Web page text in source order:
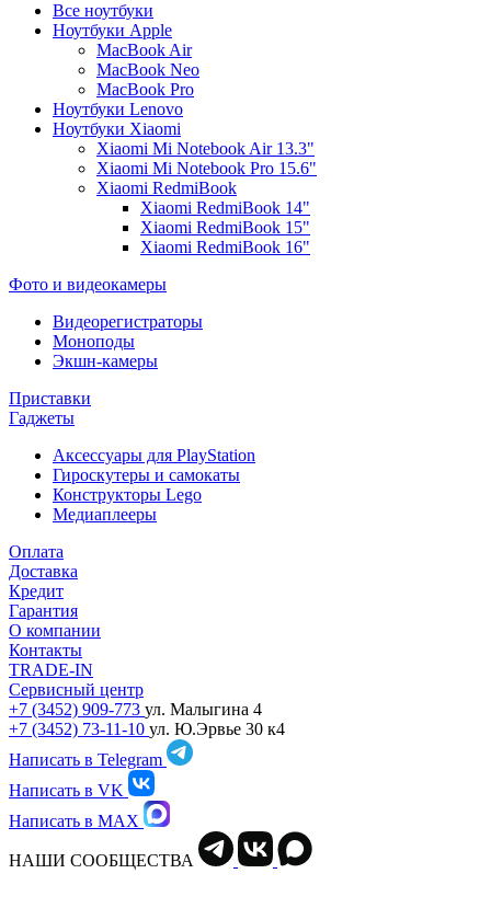
Все ноутбуки
Ноутбуки Apple
MacBook Air
MacBook Neo
MacBook Pro
Ноутбуки Lenovo
Ноутбуки Xiaomi
Xiaomi Mi Notebook Air 13.3"
Xiaomi Mi Notebook Pro 15.6"
Xiaomi RedmiBook
Xiaomi RedmiBook 14"
Xiaomi RedmiBook 15"
Xiaomi RedmiBook 16"
Фото и видеокамеры
Видеорегистраторы
Моноподы
Экшн-камеры
Приставки
Гаджеты
Аксессуары для PlayStation
Гироскутеры и самокаты
Конструкторы Lego
Медиаплееры
Оплата
Доставка
Кредит
Гарантия
О компании
Контакты
TRADE-IN
Сервисный центр
+7 (3452) 909-773 ул. Малыгина 4
+7 (3452) 73-11-10 ул. Ю.Эрвье 30 к4
Написать в Telegram
Написать в VK
Написать в MAX
НАШИ СООБЩЕСТВА